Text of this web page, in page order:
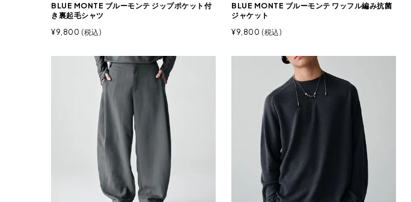
BLUE MONTE ブルーモンテ ジップポケット付
き裏起毛シャツ
¥9,800 税込
BLUE MONTE ブルーモンテ ワッフル編み抗菌
ジャケット
¥9,800 税込